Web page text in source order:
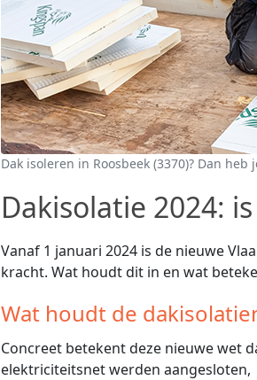
Dak isoleren in Roosbeek (3370)? Dan
Dakisolatie 2024:
Vanaf 1 januari 2024 is de nieuwe
kracht. Wat houdt dit in en wat
Wat houdt de
Concreet betekent deze nieuwe wet
elektriciteitsnet werden aangesloten,